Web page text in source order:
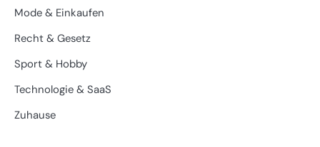
Mode & Einkaufen
Recht & Gesetz
Sport & Hobby
Technologie & SaaS
Zuhause